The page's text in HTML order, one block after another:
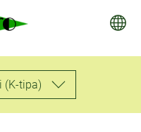
(K-tipa)